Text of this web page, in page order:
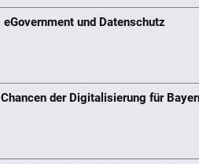
eGovernment und Datenschutz
Chancen der Digitalisierung für